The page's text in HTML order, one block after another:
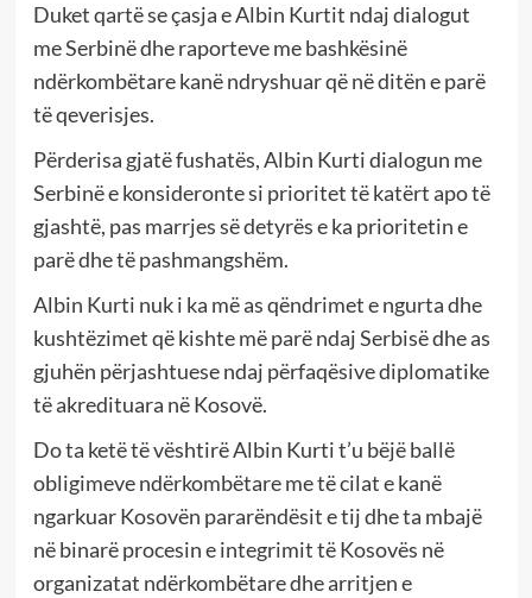
Duket qartë se çasja e Albin Kurtit ndaj dialogut
me Serbinë dhe raporteve me bashkësinë
ndërkombëtare kanë ndryshuar që në ditën e parë
të qeverisjes.
Përderisa gjatë fushatës, Albin Kurti dialogun me
Serbinë e konsideronte si prioritet të katërt apo të
gjashtë, pas marrjes së detyrës e ka prioritetin e
parë dhe të pashmangshëm.
Albin Kurti nuk i ka më as qëndrimet e ngurta dhe
kushtëzimet që kishte më parë ndaj Serbisë dhe as
gjuhën përjashtuese ndaj përfaqësive diplomatike
të akredituara në Kosovë.
Do ta ketë të vështirë Albin Kurti t’u bëjë ballë
obligimeve ndërkombëtare me të cilat e kanë
ngarkuar Kosovën pararëndësit e tij dhe ta mbajë
në binarë procesin e integrimit të Kosovës në
organizatat ndërkombëtare dhe arritjen e